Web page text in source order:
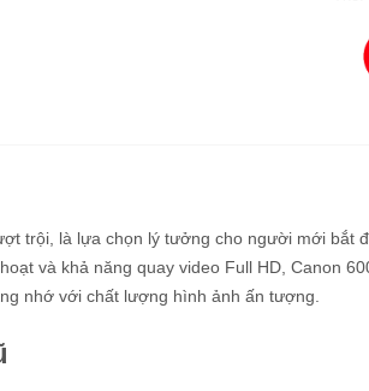
trội, là lựa chọn lý tưởng cho người mới bắt
và khả năng quay video Full HD, Canon
nhớ với chất lượng hình ảnh ấn tượng.